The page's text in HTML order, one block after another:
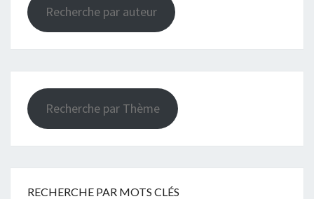
Recherche par auteur
Recherche par Thème
RECHERCHE PAR MOTS CLÉS